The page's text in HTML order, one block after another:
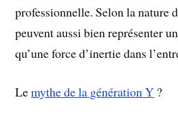
professionnelle. Selon la nature
peuvent aussi bien représenter
qu’une force d’inertie dans
Lemythe de la génération Y ?